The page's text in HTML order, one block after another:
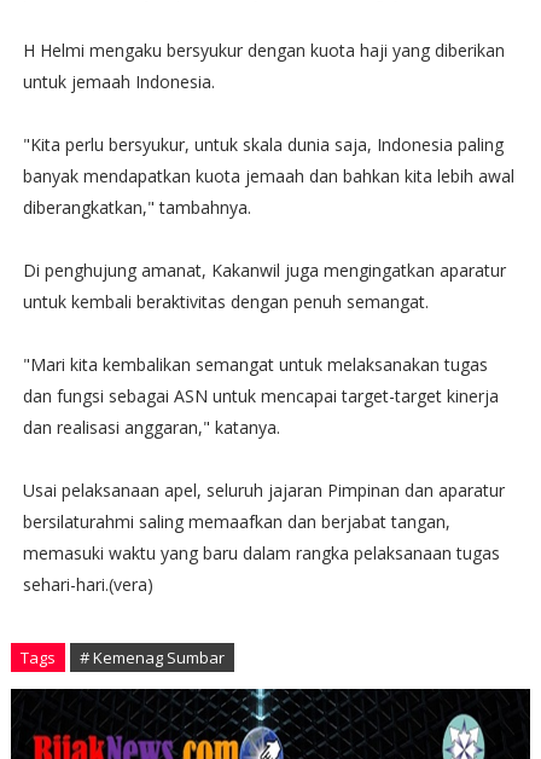
H Helmi mengaku bersyukur dengan kuota haji yang diberikan
untuk jemaah Indonesia.
"Kita perlu bersyukur, untuk skala dunia saja, Indonesia paling
banyak mendapatkan kuota jemaah dan bahkan kita lebih awal
diberangkatkan," tambahnya.
Di penghujung amanat, Kakanwil juga mengingatkan aparatur
untuk kembali beraktivitas dengan penuh semangat.
"Mari kita kembalikan semangat untuk melaksanakan tugas
dan fungsi sebagai ASN untuk mencapai target-target kinerja
dan realisasi anggaran," katanya.
Usai pelaksanaan apel, seluruh jajaran Pimpinan dan aparatur
bersilaturahmi saling memaafkan dan berjabat tangan,
memasuki waktu yang baru dalam rangka pelaksanaan tugas
sehari-hari.(vera)
Tags # Kemenag Sumbar